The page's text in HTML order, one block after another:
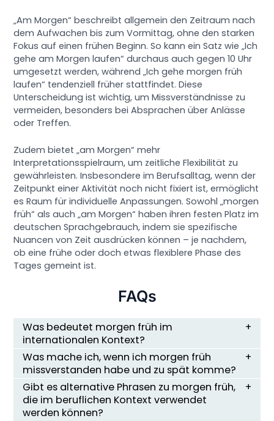
„Am Morgen“ beschreibt allgemein den Zeitraum nach
dem Aufwachen bis zum Vormittag, ohne den starken
Fokus auf einen frühen Beginn. So kann ein Satz wie „Ich
gehe am Morgen laufen“ durchaus auch gegen 10 Uhr
umgesetzt werden, während „Ich gehe morgen früh
laufen“ tendenziell früher stattfindet. Diese
Unterscheidung ist wichtig, um Missverständnisse zu
vermeiden, besonders bei Absprachen über Anlässe
oder Treffen.
Zudem bietet „am Morgen“ mehr
Interpretationsspielraum, um zeitliche Flexibilität zu
gewährleisten. Insbesondere im Berufsalltag, wenn der
Zeitpunkt einer Aktivität noch nicht fixiert ist, ermöglicht
es Raum für individuelle Anpassungen. Sowohl „morgen
früh“ als auch „am Morgen“ haben ihren festen Platz im
deutschen Sprachgebrauch, indem sie spezifische
Nuancen von Zeit ausdrücken können – je nachdem,
ob eine frühe oder doch etwas flexiblere Phase des
Tages gemeint ist.
FAQs
Was bedeutet morgen früh im
internationalen Kontext?
Was mache ich, wenn ich morgen früh
missverstanden habe und zu spät komme?
Gibt es alternative Phrasen zu morgen früh,
die im beruflichen Kontext verwendet
werden können?